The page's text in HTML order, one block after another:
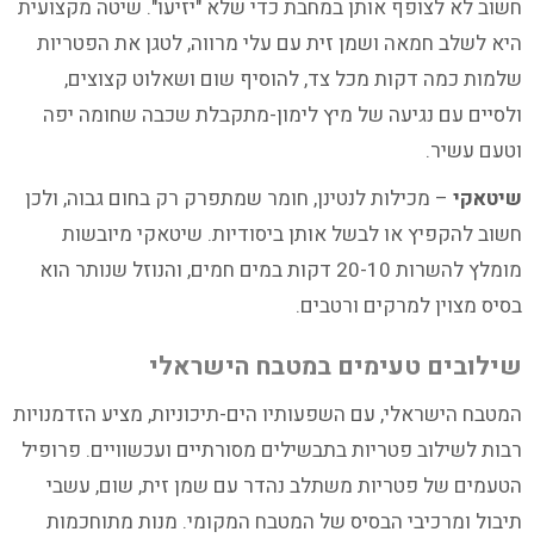
חשוב לא לצופף אותן במחבת כדי שלא "יזיעו". שיטה מקצועית
היא לשלב חמאה ושמן זית עם עלי מרווה, לטגן את הפטריות
שלמות כמה דקות מכל צד, להוסיף שום ושאלוט קצוצים,
ולסיים עם נגיעה של מיץ לימון-מתקבלת שכבה שחומה יפה
וטעם עשיר.
שיטאקי – מכילות לנטינן, חומר שמתפרק רק בחום גבוה, ולכן
חשוב להקפיץ או לבשל אותן ביסודיות. שיטאקי מיובשות
מומלץ להשרות 20-10 דקות במים חמים, והנוזל שנותר הוא
בסיס מצוין למרקים ורטבים.
שילובים טעימים במטבח הישראלי
המטבח הישראלי, עם השפעותיו הים-תיכוניות, מציע הזדמנויות
רבות לשילוב פטריות בתבשילים מסורתיים ועכשוויים. פרופיל
הטעמים של פטריות משתלב נהדר עם שמן זית, שום, עשבי
תיבול ומרכיבי הבסיס של המטבח המקומי. מנות מתוחכמות